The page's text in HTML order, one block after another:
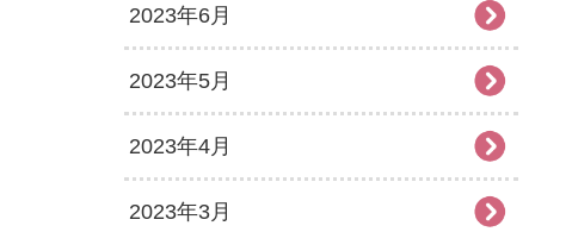
2023年6月
2023年5月
2023年4月
2023年3月